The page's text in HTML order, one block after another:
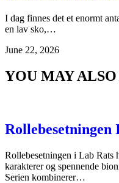
I dag finnes det et enormt
en lav sko,…
June 22, 2026
YOU MAY
Rollebesetningen
Rollebesetningen i Lab Rats
karakterer og spennende
Serien kombinerer…